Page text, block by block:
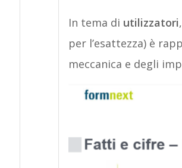
In tema di utilizzatori
per l’esattezza) è
meccanica e degli